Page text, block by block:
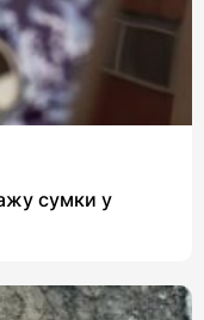
сумки у